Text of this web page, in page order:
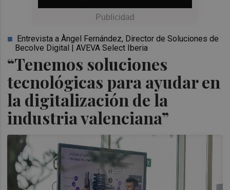
“Tenemos soluciones
tecnológicas para ayudar en
la digitalización de la
industria valenciana”
Entrevista a Àngel Fernández, Director de Soluciones de
Becolve Digital | AVEVA Select Iberia